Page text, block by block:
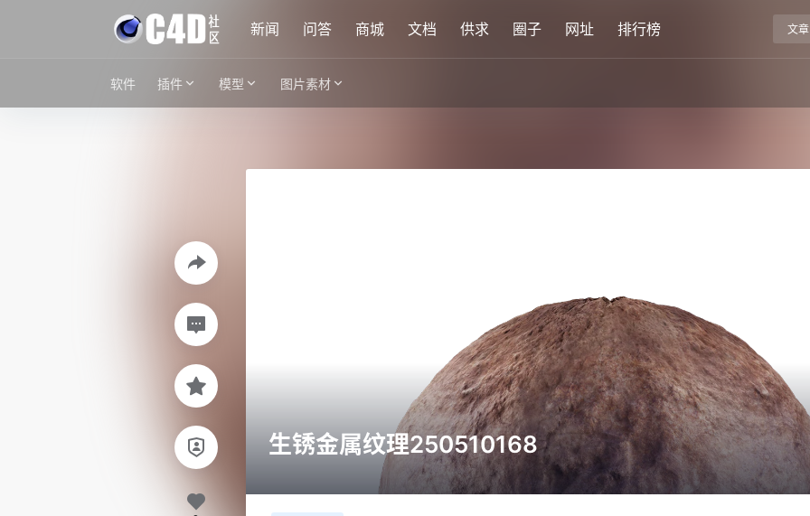
新闻 问答 商城 文档 供求 圈子 网址 排行榜 文章
软件 插件 模型 图片素材
生锈金属纹理250510168